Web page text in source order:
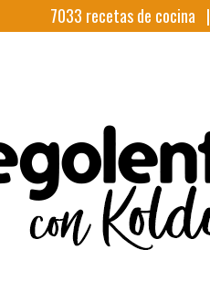
7033 recetas de cocina |